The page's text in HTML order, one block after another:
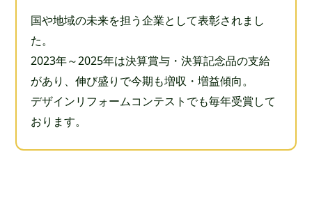
国や地域の未来を担う企業として表彰されまし
た。
2023年～2025年は決算賞与・決算記念品の支給
があり、伸び盛りで今期も増収・増益傾向。
デザインリフォームコンテストでも毎年受賞して
おります。